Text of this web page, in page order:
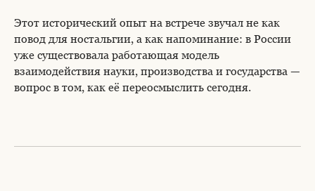
Этот исторический опыт на встрече звучал не как
повод для ностальгии, а как напоминание: в России
уже существовала работающая модель
взаимодействия науки, производства и государства —
вопрос в том, как её переосмыслить сегодня.